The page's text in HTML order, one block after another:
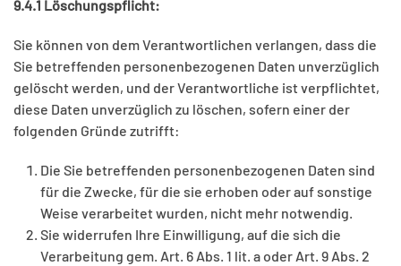
9.4.1 Löschungspflicht:
Sie können von dem Verantwortlichen verlangen, dass die
Sie betreffenden personenbezogenen Daten unverzüglich
gelöscht werden, und der Verantwortliche ist verpflichtet,
diese Daten unverzüglich zu löschen, sofern einer der
folgenden Gründe zutrifft:
Die Sie betreffenden personenbezogenen Daten sind
für die Zwecke, für die sie erhoben oder auf sonstige
Weise verarbeitet wurden, nicht mehr notwendig.
Sie widerrufen Ihre Einwilligung, auf die sich die
Verarbeitung gem. Art. 6 Abs. 1 lit. a oder Art. 9 Abs. 2